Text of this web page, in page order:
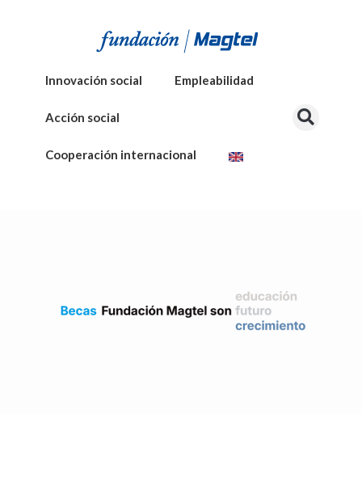
Innovación social Empleabilidad
Acción social
Cooperación internacional